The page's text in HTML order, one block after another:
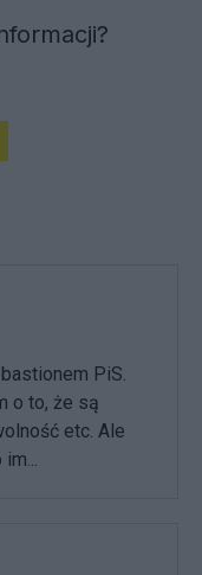
PiS.
o to, że są
etc. Ale